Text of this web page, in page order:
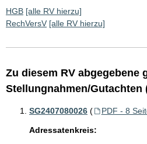
HGB [alle RV hierzu]
RechVersV [alle RV hierzu]
Zu diesem RV abgegebene
Stellungnahmen/Gutachten
SG2407080026 ( PDF - 8
Adressatenkreis: